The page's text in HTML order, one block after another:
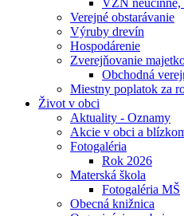
VZN neúčinné,
Verejné obstarávanie
Výruby drevín
Hospodárenie
Zverejňovanie
Obchodná
Miestny poplatok za
Život v obci
Aktuality - Oznamy
Akcie v obci a
Fotogaléria
Rok 2026
Materská škola
Fotogaléria MŠ
Obecná knižnica